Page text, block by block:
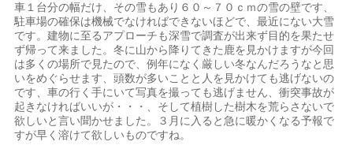
車１台分の幅だけ、その雪もあり６０～７０ｃｍの雪の壁です、
駐車場の確保は機械でなければできないほどで、最近にない大雪
です。建物に至るアプローチも深雪で調査が出来ず目的を果たせ
ず帰って来ました。冬に山から降りてきた鹿を見かけますが今回
は多くの場所で見たので、例年になく厳しい冬なんだろうなと思
いをめぐらせます、頭数が多いことと人を見かけても逃げないの
です、車の行く手にいて写真を撮っても逃げません、衝突事故が
起きなければいいが・・・、そして植樹した樹木を荒らさないで
欲しいと言い聞かせました。３月に入ると急に暖かくなる予報で
すが早く溶けて欲しいものですね。